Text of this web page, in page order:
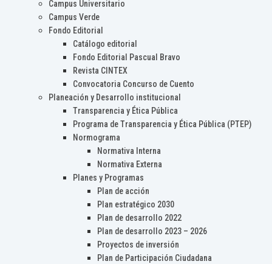
Campus Universitario
Campus Verde
Fondo Editorial
Catálogo editorial
Fondo Editorial Pascual Bravo
Revista CINTEX
Convocatoria Concurso de Cuento
Planeación y Desarrollo institucional
Transparencia y Ética Pública
Programa de Transparencia y Ética Pública (PTEP)
Normograma
Normativa Interna
Normativa Externa
Planes y Programas
Plan de acción
Plan estratégico 2030
Plan de desarrollo 2022
Plan de desarrollo 2023 – 2026
Proyectos de inversión
Plan de Participación Ciudadana